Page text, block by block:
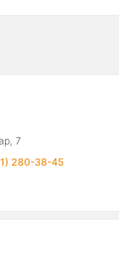
7
280-38-45